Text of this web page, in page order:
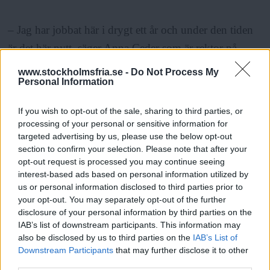
www.stockholmsfria.se - Do Not Process My
Personal Information
If you wish to opt-out of the sale, sharing to third parties, or
processing of your personal or sensitive information for
targeted advertising by us, please use the below opt-out
section to confirm your selection. Please note that after your
opt-out request is processed you may continue seeing
interest-based ads based on personal information utilized by
us or personal information disclosed to third parties prior to
your opt-out. You may separately opt-out of the further
disclosure of your personal information by third parties on the
IAB’s list of downstream participants. This information may
also be disclosed by us to third parties on the IAB’s List of
Downstream Participants that may further disclose it to other
– Jag har jobbat här i drygt ett år och under den tiden
är det här nytt, säger Anna Ceder som är rektor på
Hon ser klottret som en slags attack mot skolans
personal och elever, även om det inte bara riktats mot
skolan.
– Vi sanerar så fort som möjligt och vi gör en anmälan
och håller kontakt med polisen. Sedan sker det ju
nattetid när elever och personal inte är här, så vi